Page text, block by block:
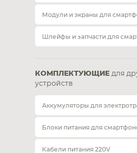
Модули и экраны для
Шлейфы и запчасти для
КОМПЛЕКТУЮЩИЕ для
устройств
Аккумуляторы для
Блоки питания для
Кабели питания 220V